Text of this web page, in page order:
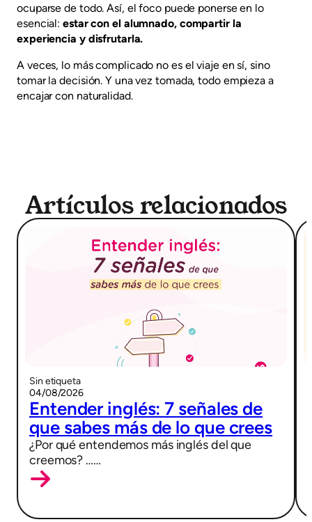
ocuparse de todo. Así, el foco puede ponerse en lo
esencial:estar con el alumnado, compartir la
experiencia y disfrutarla.
A veces, lo más complicado no es el viaje en sí, sino
tomar la decisión. Y una vez tomada, todo empieza a
encajar con naturalidad.
Artículos relacionados
Sin etiqueta
04/08/2026
Entender inglés: 7 señales de
que sabes más de lo que crees
¿Por qué entendemos más inglés del que
creemos? ……